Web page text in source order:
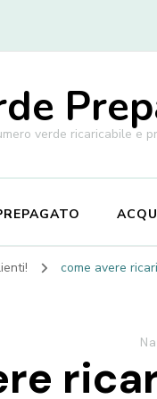
verde ricaricabile e
come avere